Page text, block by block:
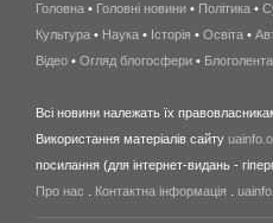
Головна • Головні новини • Політика •
Культура • Наука • Історія • Освіта •
Відео • Огляд блогосфери • Блоголента
Всі новини належать їх
Використання матеріалів сайту
посилання (для інтернет-видань -
Про нас
Контактна інформація